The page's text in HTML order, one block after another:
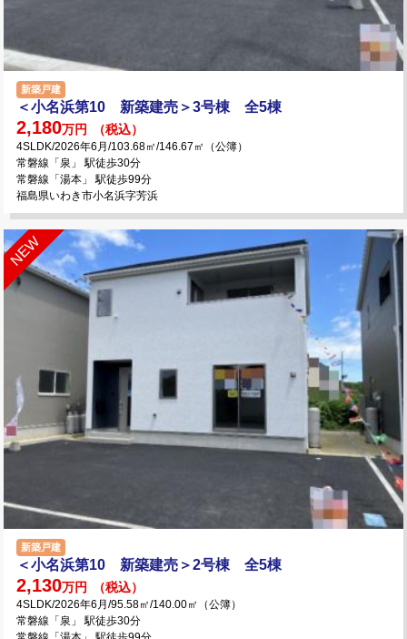
新築戸建
＜小名浜第10 新築建売＞3号棟 全5棟
2,180万円 （税込）
4SLDK/2026年6月/103.68㎡/146.67㎡（公簿）
常磐線「泉」 駅徒歩30分
常磐線「湯本」 駅徒歩99分
福島県いわき市小名浜字芳浜
新築戸建
＜小名浜第10 新築建売＞2号棟 全5棟
2,130万円 （税込）
4SLDK/2026年6月/95.58㎡/140.00㎡（公簿）
常磐線「泉」 駅徒歩30分